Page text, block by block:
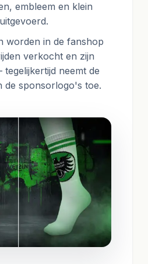
embleem en klein
worden in de fanshop
verkocht en zijn
neemt de
de sponsorlogo's toe.